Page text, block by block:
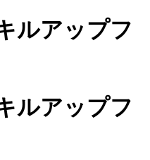
ルアップフ
ルアップフ